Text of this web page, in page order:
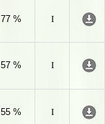
77 %
I
57 %
I
55 %
I